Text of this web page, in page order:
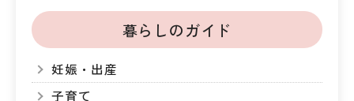
暮らしのガイド
妊娠・出産
子育て